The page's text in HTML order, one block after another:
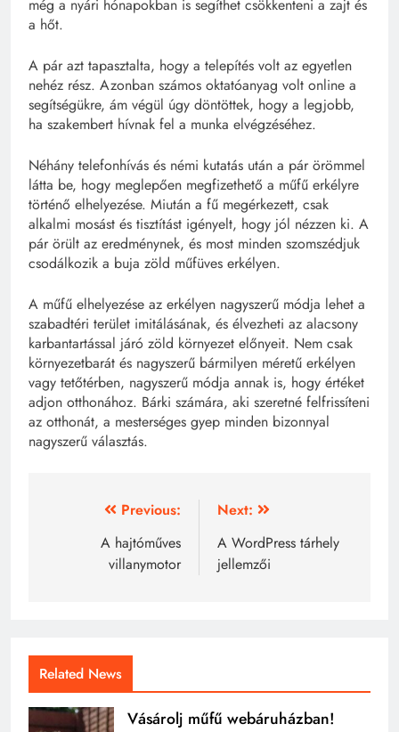
még a nyári hónapokban is segíthet csökkenteni a zajt és
a hőt.
A pár azt tapasztalta, hogy a telepítés volt az egyetlen
nehéz rész. Azonban számos oktatóanyag volt online a
segítségükre, ám végül úgy döntöttek, hogy a legjobb,
ha szakembert hívnak fel a munka elvégzéséhez.
Néhány telefonhívás és némi kutatás után a pár örömmel
látta be, hogy meglepően megfizethető a műfű erkélyre
történő elhelyezése. Miután a fű megérkezett, csak
alkalmi mosást és tisztítást igényelt, hogy jól nézzen ki. A
pár örült az eredménynek, és most minden szomszédjuk
csodálkozik a buja zöld műfüves erkélyen.
A műfű elhelyezése az erkélyen nagyszerű módja lehet a
szabadtéri terület imitálásának, és élvezheti az alacsony
karbantartással járó zöld környezet előnyeit. Nem csak
környezetbarát és nagyszerű bármilyen méretű erkélyen
vagy tetőtérben, nagyszerű módja annak is, hogy értéket
adjon otthonához. Bárki számára, aki szeretné felfrissíteni
az otthonát, a mesterséges gyep minden bizonnyal
nagyszerű választás.
Bejegyzés
navigáció
Previous:
A hajtóműves
villanymotor
Next:
A WordPress tárhely
jellemzői
Related News
Vásárolj műfű webáruházban!